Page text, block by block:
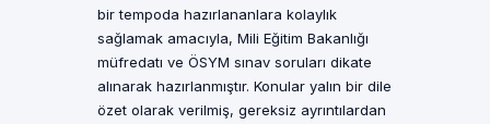
bir tempoda hazırlananlara kolaylık
sağlamak amacıyla, Mili Eğitim Bakanlığı
müfredatı ve ÖSYM sınav soruları dikate
alınarak hazırlanmıştır. Konular yalın bir dile
özet olarak verilmiş, gereksiz ayrıntılardan